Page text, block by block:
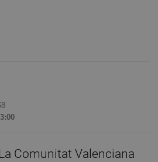
Comunitat Valenciana